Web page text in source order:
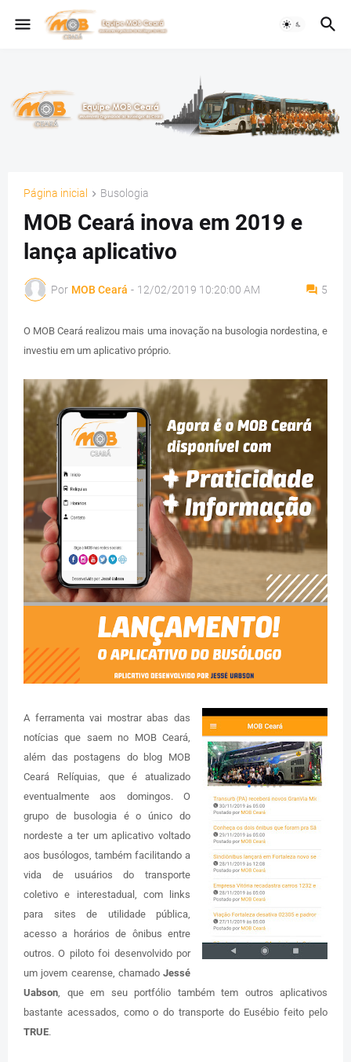
Página inicial Busologia
MOB Ceará inova em 2019 e
lança aplicativo
Por MOB Ceará - 12/02/2019 10:20:00 AM 5
O MOB Ceará realizou mais uma inovação na busologia nordestina, e
investiu em um aplicativo próprio.
A ferramenta vai mostrar abas das
notícias que saem no MOB Ceará,
além das postagens do blog MOB
Ceará Relíquias, que é atualizado
eventualmente aos domingos. O
grupo de busologia é o único do
nordeste a ter um aplicativo voltado
aos busólogos, também facilitando a
vida de usuários do transporte
coletivo e interestadual, com links
para sites de utilidade pública,
acesso a horários de ônibus entre
outros. O piloto foi desenvolvido por
um jovem cearense, chamado Jessé
Uabson, que em seu portfólio também tem outros aplicativos
bastante acessados, como o do transporte do Eusébio feito pelo
TRUE.